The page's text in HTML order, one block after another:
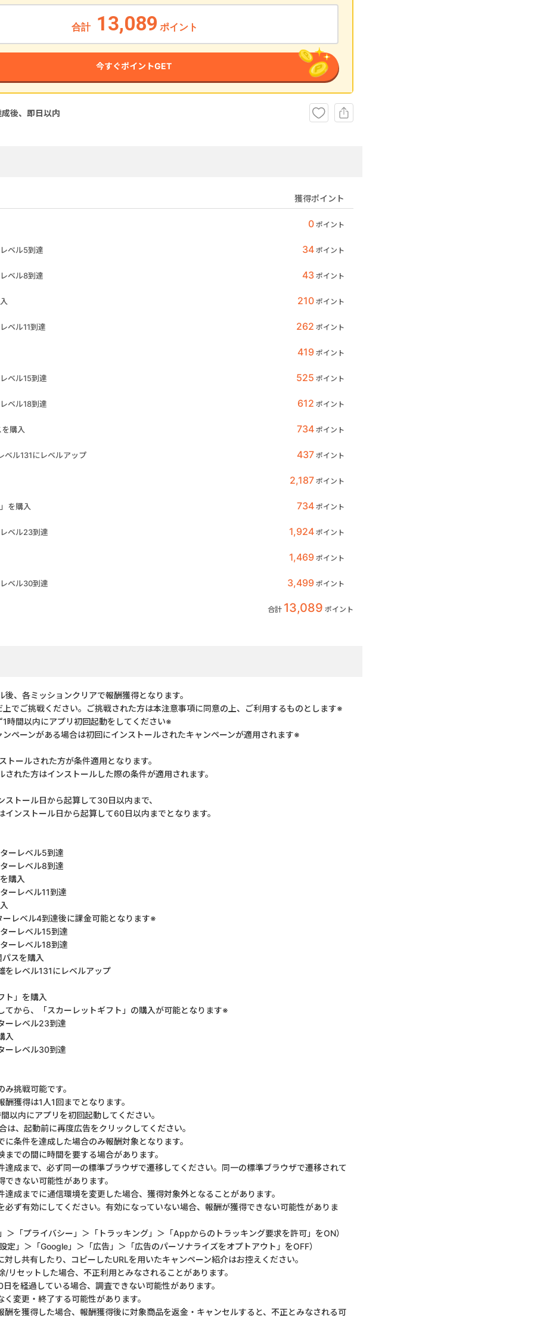
合計 13,089 ポイント
今すぐポイントGET
後、即日以内
獲得ポイント
0 ポイント
ベル5到達 34 ポイント
ベル8到達 43 ポイント
210 ポイント
ベル11到達 262 ポイント
419 ポイント
ベル15到達 525 ポイント
ベル18到達 612 ポイント
購入 734 ポイント
ベル131にレベルアップ 437 ポイント
2,187 ポイント
を購入 734 ポイント
ベル23到達 1,924 ポイント
1,469 ポイント
ベル30到達 3,499 ポイント
合計 13,089 ポイント
、各ミッションクリアで報酬獲得となります。
でご挑戦ください。ご挑戦された方は本注意事項に同意の上、ご利用するものとします※
時間以内にアプリ初回起動をしてください※
ペーンがある場合は初回にインストールされたキャンペーンが適用されます※
ールされた方が条件適用となります。
れた方はインストールした際の条件が適用されます。
ストール日から起算して30日以内まで、
インストール日から起算して60日以内までとなります。
ーレベル5到達
ーレベル8到達
購入
ーレベル11到達
レベル4到達後に課金可能となります※
ーレベル15到達
ーレベル18到達
スを購入
レベル131にレベルアップ
ト」を購入
から、「スカーレットギフト」の購入が可能となります※
ーレベル23到達
入
ーレベル30到達
挑戦可能です。
獲得は1人1回までとなります。
以内にアプリを初回起動してください。
、起動前に再度広告をクリックしてください。
条件を達成した場合のみ報酬対象となります。
での間に時間を要する場合があります。
達成まで、必ず同一の標準ブラウザで遷移してください。同一の標準ブラウザで遷移されて
きない可能性があります。
達成までに通信環境を変更した場合、獲得対象外となることがあります。
必ず有効にしてください。有効になっていない場合、報酬が獲得できない可能性がありま
「プライバシー」＞「トラッキング」＞「Appからのトラッキング要求を許可」をON）
＞「Google」＞「広告」＞「広告のパーソナライズをオプトアウト」をOFF）
し共有したり、コピーしたURLを用いたキャンペーン紹介はお控えください。
/リセットした場合、不正利用とみなされることがあります。
を経過している場合、調査できない可能性があります。
変更・終了する可能性があります。
酬を獲得した場合、報酬獲得後に対象商品を返金・キャンセルすると、不正とみなされる可